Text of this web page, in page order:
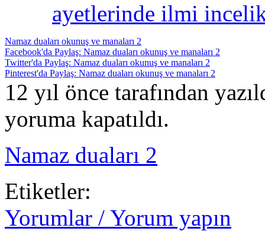
ayetlerinde ilmi
Namaz duaları okunuş ve manaları 2
Facebook'da Paylaş: Namaz duaları okunuş ve manaları 2
Twitter'da Paylaş: Namaz duaları okunuş ve manaları 2
Pinterest'da Paylaş: Namaz duaları okunuş ve manaları 2
12 yıl önce tarafından
yoruma kapatıldı.
Namaz duaları 2
Etiketler:
Yorumlar / Yorum yapın